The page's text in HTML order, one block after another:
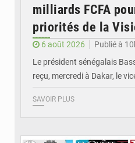
milliards FCFA
priorités de la
6 août 2026
Publié à
Le président sénégalais
reçu, mercredi à Dakar, le
SAVOIR PLUS